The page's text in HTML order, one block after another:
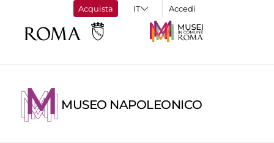
Acquista Accedi
MUSEO NAPOLEONICO